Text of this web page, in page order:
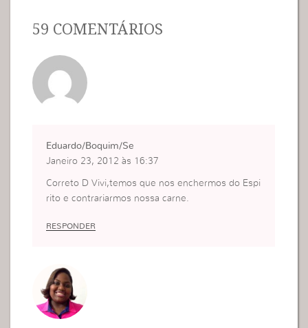
59 COMENTÁRIOS
Eduardo/Boquim/Se
Janeiro 23, 2012 às 16:37
Correto D Vivi,temos que nos enchermos do Espi
rito e contrariarmos nossa carne.
RESPONDER